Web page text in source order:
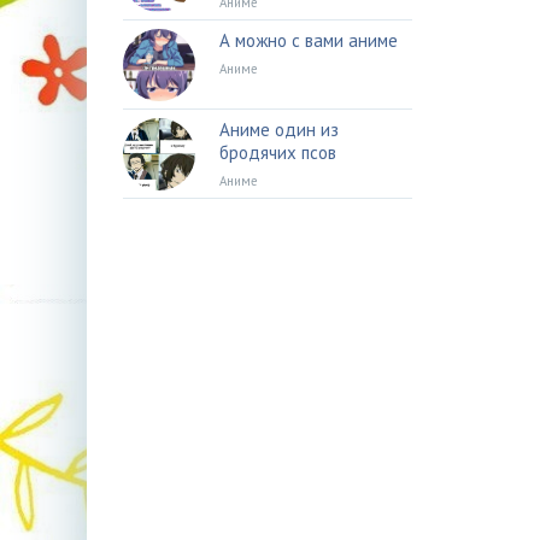
А можно с вами аниме
Аниме
Аниме один из
бродячих псов
Аниме